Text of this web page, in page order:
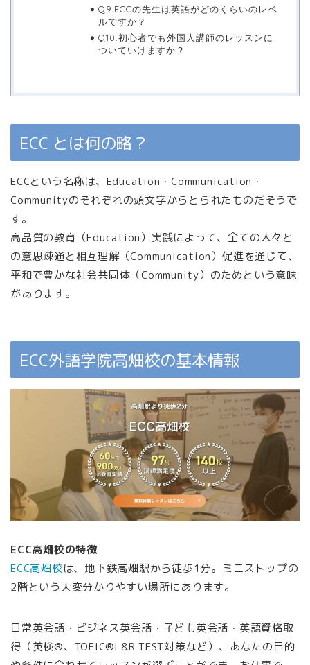
Q9.ECCの先生は英語がどのくらいのレベ
ルですか？
Q10.初心者でも外国人講師のレッスンに
ついていけますか？
ECC とは何の略？
ECCという名称は、Education・Communication・
Communityのそれぞれの頭文字からとられたものだそうで
す。
高品質の教育（Education）実践によって、全ての人々と
の意思疎通と相互理解（Communication）促進を通じて、
平和で豊かな社会共同体（Community）のためという意味
があります。
ECC外語学院高畑校の基本情報
ECC高畑校の特徴
ECC高畑校は、地下鉄高畑駅から徒歩1分。ミニストップの
2階という大変分かりやすい場所にあります。
日常英会話・ビジネス英会話・子ども英会話・英語資格取
得（英検®、TOEIC®L&R TEST対策など）、あなたの目的